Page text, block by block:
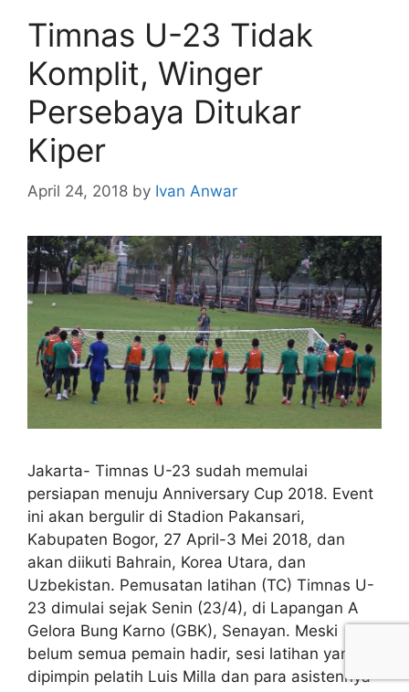
Timnas U-23 Tidak
Komplit, Winger
Persebaya Ditukar
Kiper
April 24, 2018 by Ivan Anwar
Jakarta- Timnas U-23 sudah memulai
persiapan menuju Anniversary Cup 2018. Event
ini akan bergulir di Stadion Pakansari,
Kabupaten Bogor, 27 April-3 Mei 2018, dan
akan diikuti Bahrain, Korea Utara, dan
Uzbekistan. Pemusatan latihan (TC) Timnas U-
23 dimulai sejak Senin (23/4), di Lapangan A
Gelora Bung Karno (GBK), Senayan. Meski
belum semua pemain hadir, sesi latihan yang
dipimpin pelatih Luis Milla dan para asistennya